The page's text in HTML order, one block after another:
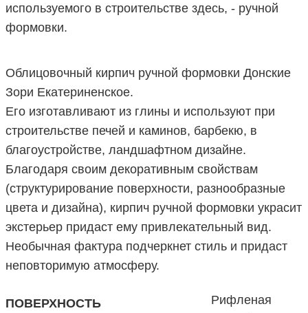
используемого в строительстве здесь, - ручной
формовки.
Облицовочный кирпич ручной формовки Донские
Зори Екатериненское.
Его изготавливают из глины и используют при
строительстве печей и каминов, барбекю, в
благоустройстве, ландшафтном дизайне.
Благодаря своим декоративным свойствам
(структурирование поверхности, разнообразные
цвета и дизайна), кирпич ручной формовки украсит
экстерьер придаст ему привлекательный вид.
Необычная фактура подчеркнет стиль и придаст
неповторимую атмосферу.
ПОВЕРХНОСТЬ Рифленая